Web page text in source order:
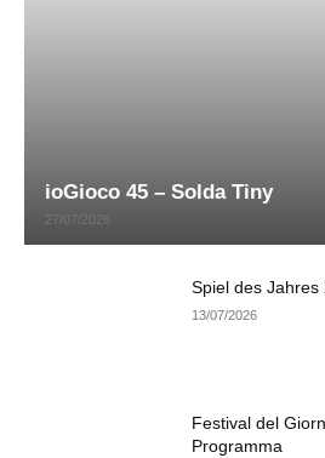
ioGioco 45 – Solda Tiny
27/07/2026
Spiel des
13/07/2026
Festival del
Programma